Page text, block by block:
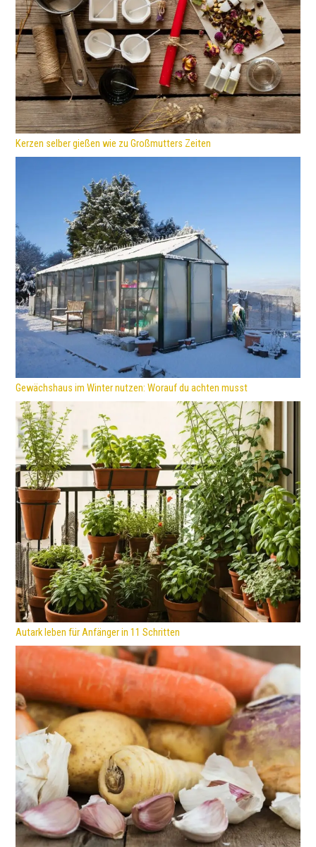
Kerzen selber gießen wie zu Großmutters Zeiten
Gewächshaus im Winter nutzen: Worauf du achten musst
Autark leben für Anfänger in 11 Schritten